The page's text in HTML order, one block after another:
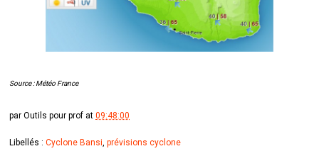
Source : Météo France
parOutils pour prof at09:48:00
Libellés :Cyclone Bansi,prévisions cyclone